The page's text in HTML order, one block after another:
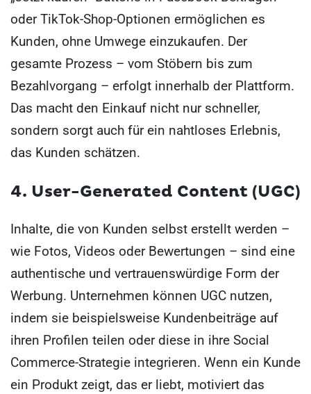
oder TikTok-Shop-Optionen ermöglichen es
Kunden, ohne Umwege einzukaufen. Der
gesamte Prozess – vom Stöbern bis zum
Bezahlvorgang – erfolgt innerhalb der Plattform.
Das macht den Einkauf nicht nur schneller,
sondern sorgt auch für ein nahtloses Erlebnis,
das Kunden schätzen.
4. User-Generated Content (UGC)
Inhalte, die von Kunden selbst erstellt werden –
wie Fotos, Videos oder Bewertungen – sind eine
authentische und vertrauenswürdige Form der
Werbung. Unternehmen können UGC nutzen,
indem sie beispielsweise Kundenbeiträge auf
ihren Profilen teilen oder diese in ihre Social
Commerce-Strategie integrieren. Wenn ein Kunde
ein Produkt zeigt, das er liebt, motiviert das